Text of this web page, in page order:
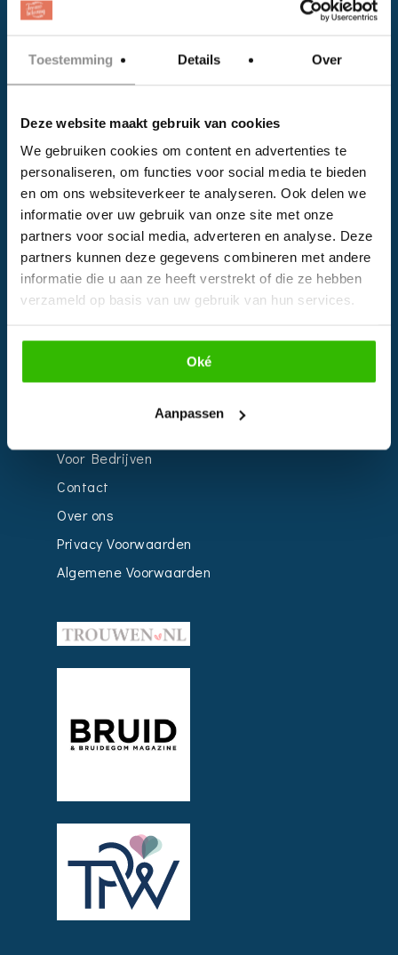
Toestemming Details Over
Deze website maakt gebruik van cookies
We gebruiken cookies om content en advertenties te
personaliseren, om functies voor social media te bieden
en om ons websiteverkeer te analyseren. Ook delen we
informatie over uw gebruik van onze site met onze
partners voor social media, adverteren en analyse. Deze
partners kunnen deze gegevens combineren met andere
informatie die u aan ze heeft verstrekt of die ze hebben
verzameld op basis van uw gebruik van hun services.
Oké
Aanpassen
Facebook
Instagram
EVENTS
Kalender
Bedrijven
Voor Bedrijven
Contact
Over ons
Privacy Voorwaarden
Algemene Voorwaarden